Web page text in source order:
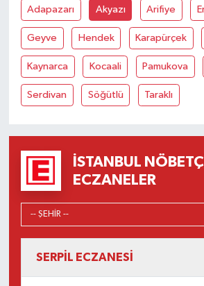
Adapazarı Akyazı Arifiye
Geyve Hendek Karapürçek
Kaynarca Kocaali Pamukova
Serdivan Söğütlü Taraklı
İSTANBUL NÖBETÇI
ECZANELER
SERPİL ECZANESİ